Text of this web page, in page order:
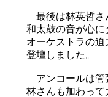
最後は林英哲さ
和太鼓の音が心
オーケストラの
登壇しました。
アンコールは管
林さんも加わって